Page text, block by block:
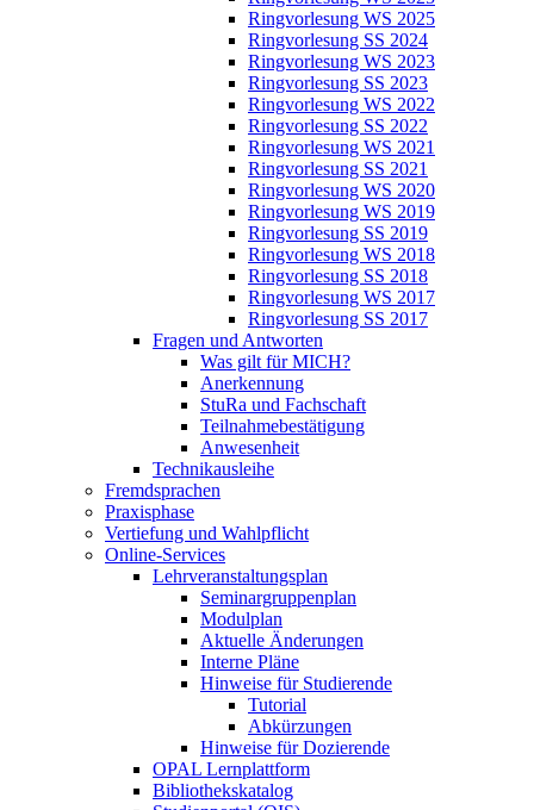
Ringvorlesung WS 2025
Ringvorlesung SS 2024
Ringvorlesung WS 2023
Ringvorlesung SS 2023
Ringvorlesung WS 2022
Ringvorlesung SS 2022
Ringvorlesung WS 2021
Ringvorlesung SS 2021
Ringvorlesung WS 2020
Ringvorlesung WS 2019
Ringvorlesung SS 2019
Ringvorlesung WS 2018
Ringvorlesung SS 2018
Ringvorlesung WS 2017
Ringvorlesung SS 2017
Fragen und Antworten
Was gilt für MICH?
Anerkennung
StuRa und Fachschaft
Teilnahmebestätigung
Anwesenheit
Technikausleihe
Fremdsprachen
Praxisphase
Vertiefung und Wahlpflicht
Online-Services
Lehrveranstaltungsplan
Seminargruppenplan
Modulplan
Aktuelle Änderungen
Interne Pläne
Hinweise für Studierende
Tutorial
Abkürzungen
Hinweise für Dozierende
OPAL Lernplattform
Bibliothekskatalog